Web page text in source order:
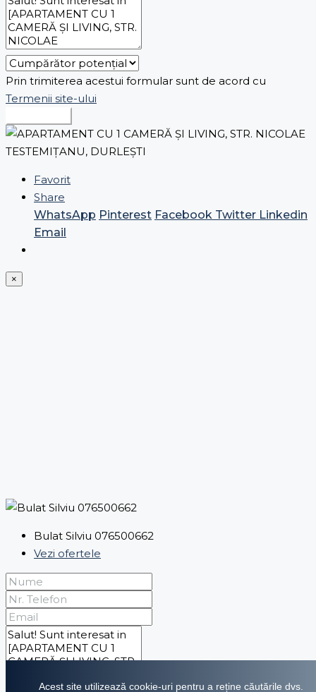
Prin trimiterea acestui formular sunt de acord cu
Termenii site-ului
Favorit
Share
WhatsApp Pinterest Facebook Twitter Linkedin
Email
×
Bulat Silviu 076500662
Vezi ofertele
Acest site utilizează cookie-uri pentru a reține căutările dvs.